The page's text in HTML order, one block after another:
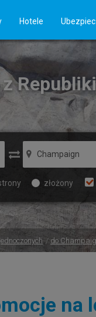
Hotele
złożony
do
na